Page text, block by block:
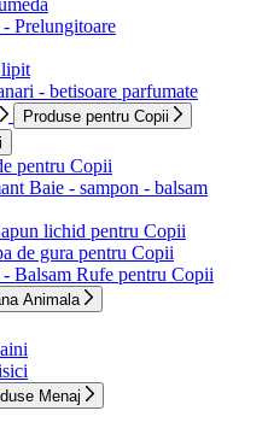
Prelungitoare
lipit
- betisoare parfumate
Produse pentru Copii
pentru Copii
Baie - sampon - balsam
lichid pentru Copii
de gura pentru Copii
Balsam Rufe pentru Copii
Animala
Menaj